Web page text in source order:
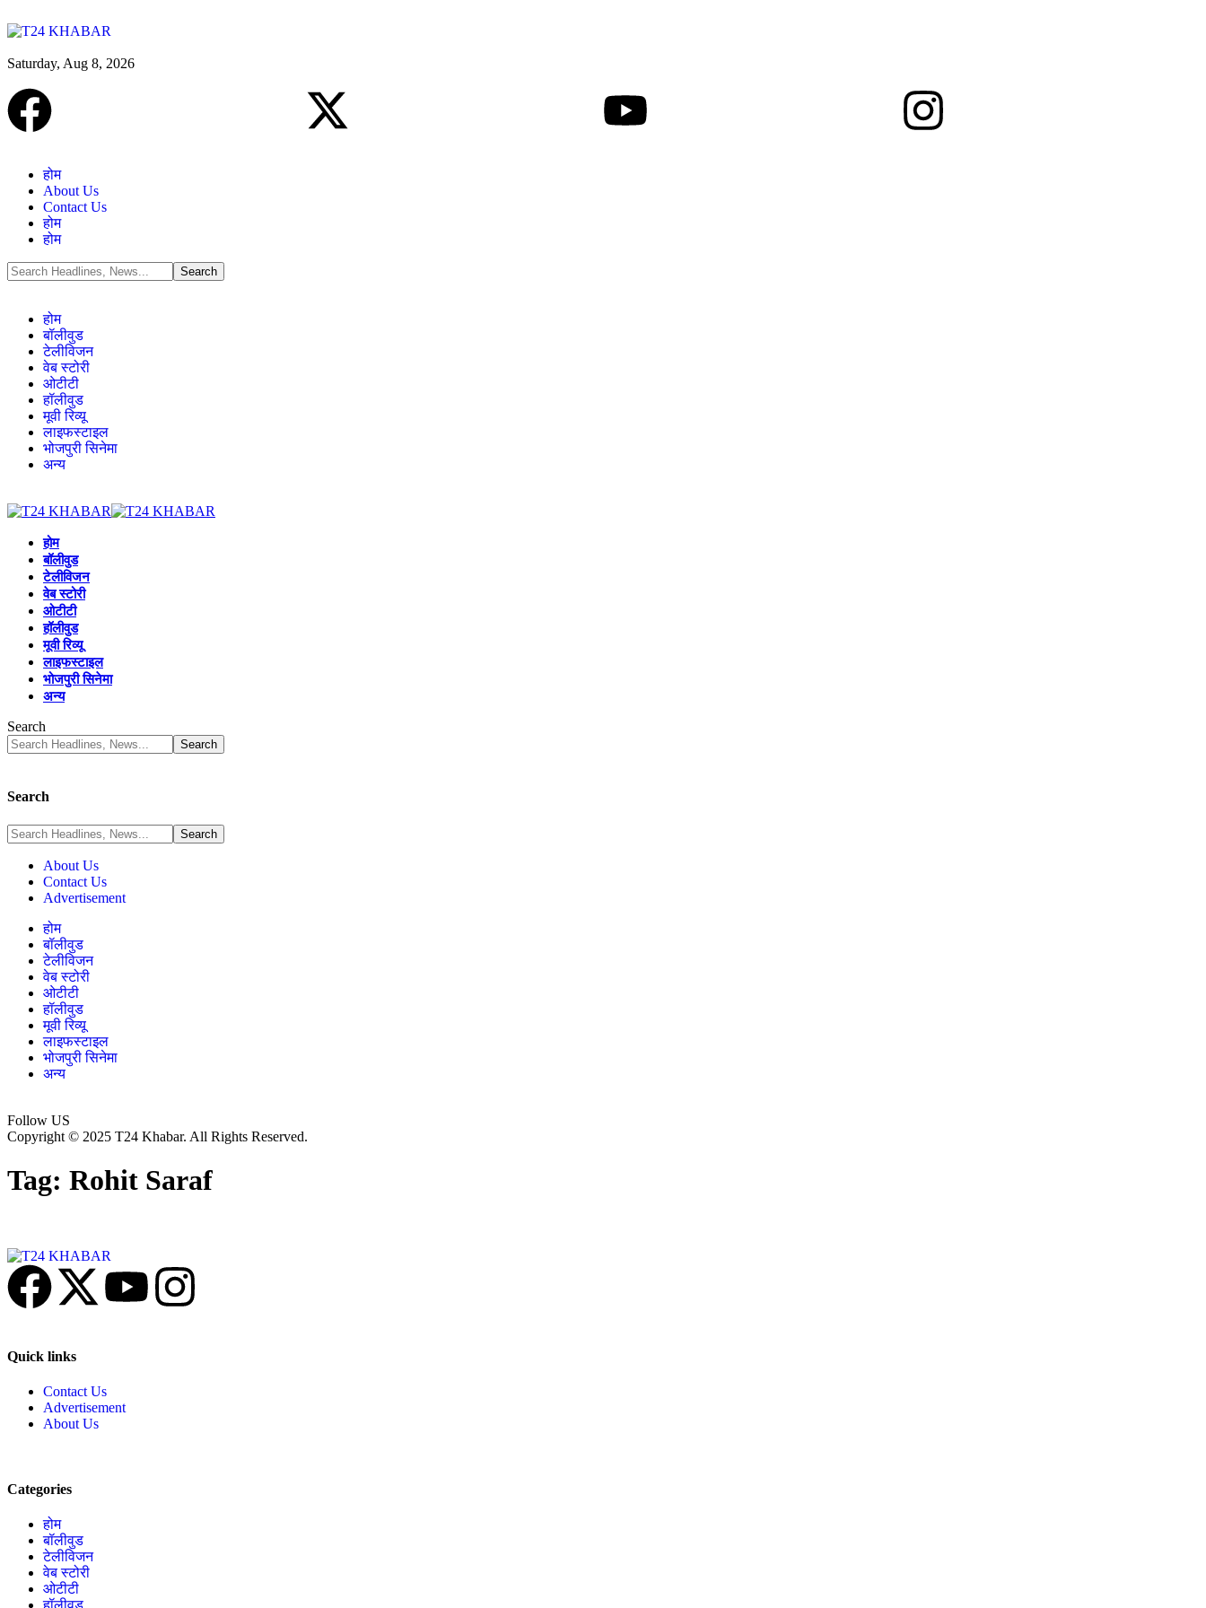
Saturday, Aug 8, 2026
होम
About Us
Contact Us
होम
होम
होम
बॉलीवुड
टेलीविजन
वेब स्टोरी
ओटीटी
हॉलीवुड
मूवी रिव्यू
लाइफस्टाइल
भोजपुरी सिनेमा
अन्य
होम
बॉलीवुड
टेलीविजन
वेब स्टोरी
ओटीटी
हॉलीवुड
मूवी रिव्यू
लाइफस्टाइल
भोजपुरी सिनेमा
अन्य
Search
Search
About Us
Contact Us
Advertisement
होम
बॉलीवुड
टेलीविजन
वेब स्टोरी
ओटीटी
हॉलीवुड
मूवी रिव्यू
लाइफस्टाइल
भोजपुरी सिनेमा
अन्य
Follow US
Copyright © 2025 T24 Khabar. All Rights Reserved.
Tag: Rohit Saraf
Quick links
Contact Us
Advertisement
About Us
Categories
होम
बॉलीवुड
टेलीविजन
वेब स्टोरी
ओटीटी